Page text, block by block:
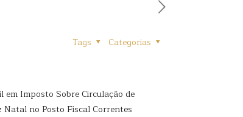
Categorias
Tags
Imposto Sobre Circulação de
Natal no Posto Fiscal Correntes